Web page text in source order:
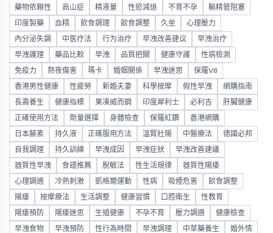
藥物依賴性 高山症 精液量 性慾減退 不育不孕 輸精管阻塞
印度製藥 血精 飲食調理 飲食調整 久坐 心理壓力
內分泌失調 中医疗法 行为治疗 早洩改善建议 早洩治疗
早洩護理 藥品比較 早洩 品質把關 健康守護 性病檢測
免疫力 熬夜傷害 瑪卡 婚姻關係 早洩迷思 保羅V8
香港男性健康 性疲勞 新婚夫妻 科學按摩 假性早洩 網購指南
長壽養生 健康指標 果凍威而鋼 印度犀利士 必利吉 肝臟健康
正確使用方法 劑量選擇 身體檢查 保羅紅鑽 香港網購
日本藤素 持久液 正確服用方法 溫腎壯陽 中醫療法 德國必邦
自我調理 持久訓練 早洩成因 早洩症狀 早洩改善建議
器質性早洩 食譜推薦 脫敏法 性生活規律 器質性陽痿
心理調適 冷熱刺激 凱格爾運動 性病 吸煙危害 飲食調整
陽痿 按摩療法 生活調整 健康習慣 口腔衛生 性教育
陽痿預防 陽痿迷思 生殖健康 不孕不育 壓力調適 健康檢查
早洩食物 早洩預防 性行為時間 早洩調理 中草藥養生 婚外情